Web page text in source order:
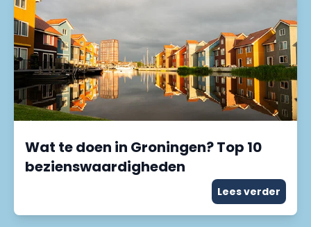
Wat te doen in Groningen? Top 10
bezienswaardigheden
Lees verder